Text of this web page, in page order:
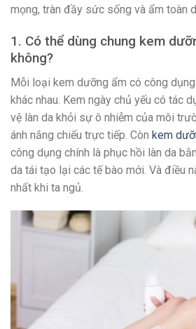
mọng, tràn đầy sức sống và ẩm toàn
1. Có thể dùng chung kem
không?
Mỗi loại kem dưỡng ẩm có công
khác nhau. Kem ngày chủ yếu có tác
vệ làn da khỏi sự ô nhiễm của môi
ánh nắng chiếu trực tiếp. Còn kem
công dụng chính là phục hồi làn da
da tái tạo lại các tế bào mới. Và điều
nhất khi ta ngủ.